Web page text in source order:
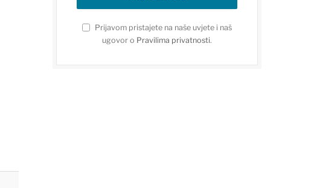
Prijavom pristajete na naše uvjete i naš
ugovor o Pravilima privatnosti.